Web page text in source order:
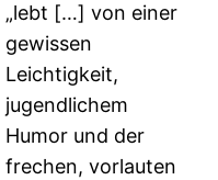
„lebt […] von einer
gewissen
Leichtigkeit,
jugendlichem
Humor und der
frechen, vorlauten